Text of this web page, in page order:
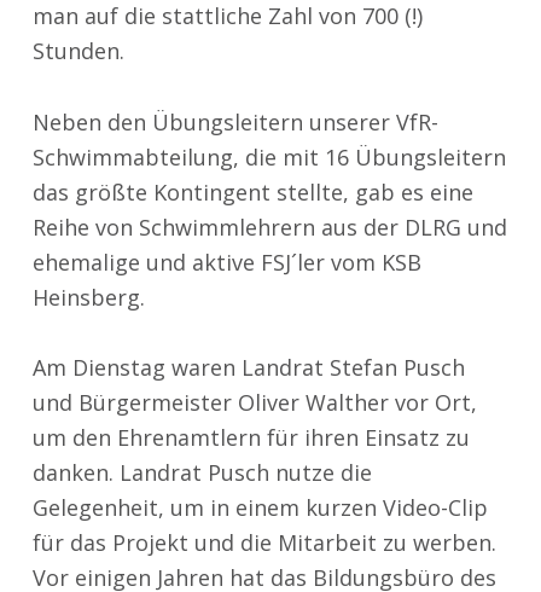
man auf die stattliche Zahl von 700 (!)
Stunden.
Neben den Übungsleitern unserer VfR-
Schwimmabteilung, die mit 16 Übungsleitern
das größte Kontingent stellte, gab es eine
Reihe von Schwimmlehrern aus der DLRG und
ehemalige und aktive FSJ´ler vom KSB
Heinsberg.
Am Dienstag waren Landrat Stefan Pusch
und Bürgermeister Oliver Walther vor Ort,
um den Ehrenamtlern für ihren Einsatz zu
danken. Landrat Pusch nutze die
Gelegenheit, um in einem kurzen Video-Clip
für das Projekt und die Mitarbeit zu werben.
Vor einigen Jahren hat das Bildungsbüro des